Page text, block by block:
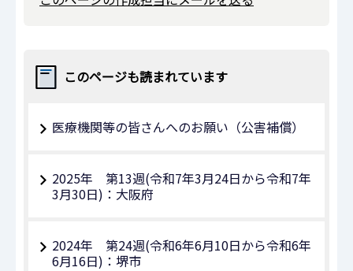
このページも読まれています
医療機関等の皆さんへのお願い（公害補償）
2025年 第13週(令和7年3月24日から令和7年
3月30日)：大阪府
2024年 第24週(令和6年6月10日から令和6年
6月16日)：堺市